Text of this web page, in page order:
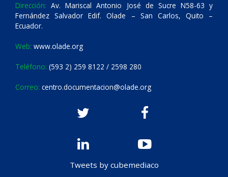
Dirección: Av. Mariscal Antonio José de Sucre N58-63 y
Fernández Salvador Edif. Olade – San Carlos, Quito –
Ecuador.
Web: www.olade.org
Teléfono: (593 2) 259 8122 / 2598 280
Correo: centro.documentacion@olade.org
Tweets by cubemediaco